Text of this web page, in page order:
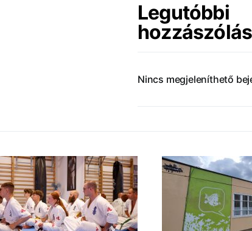
Legutóbbi
Nincs megjeleníthető